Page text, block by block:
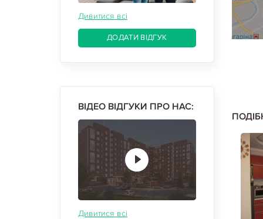
Дивитися всі
ДОДАТИ ВІДГУК
ВІДЕО ВІДГУКИ ПРО НАС:
Дивитися всі